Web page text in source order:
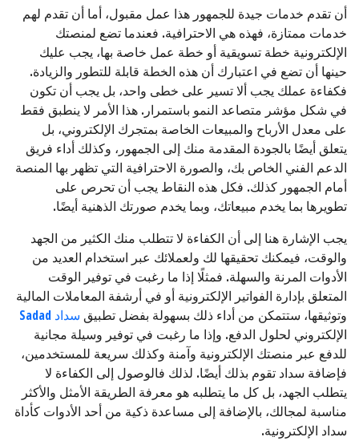
أن تقدم خدمات جيدة للجمهور هذا عمل مقبول، أما أن تقدم لهم
خدمات ممتازة، فهذه هي الاحترافية. فعندما تضع لمنصتك
الإلكترونية خطة تسويقية أو خطة عمل خاصة بها، يجب عليك
حينها أن تضع في اعتبارك أن هذه الخطة قابلة للتطور والزيادة.
فكفاءة عملك يجب ألا تسير على خطى واحد، بل يجب أن تكون
في شكل مؤشر متصاعد النمو باستمرار. هذا الأمر لا ينطبق فقط
على معدل الأرباح والمبيعات الخاصة بمتجرك الإلكتروني، بل
يتعلق أيضًا بالجودة المقدمة منك إلى الجمهور، وكذلك أداء فريق
الدعم الفني الخاص بك، والصورة الاحترافية التي تظهر بها المنصة
أمام الجمهور كذلك. فكل هذه النقاط يجب أن تحرص على
تطويرها بما يخدم مبيعاتك، وبما يخدم صورتك الذهنية أيضًا.
يجب الإشارة هنا إلى أن الكفاءة لا تتطلب منك الكثير من الجهد
والوقت، فيمكنك تحقيقها لك ولعملائك عبر استخدام العديد من
الأدوات المرنة والسهلة. فمثلًا إذا ما رغبت في توفير الوقت
المتعلق بإدارة الفواتير الإلكترونية أو في أرشفة المعاملات المالية
وتوثيقها، ستتمكن من أداء ذلك بسهولة بفضل تطبيق سداد Sadad
الإلكتروني لحلول الدفع. وإذا ما رغبت في توفير وسيلة مجانية
للدفع عبر منصتك الإلكترونية وآمنة وكذلك سريعة للمستخدمين،
فإضافة سداد تقوم بذلك أيضًا. لذلك فالوصول إلى الكفاءة لا
يتطلب الجهد، بل كل ما يتطلبه هو معرفة الطريقة الأمثل والأكثر
مناسبة لمجالك، بالإضافة إلى مساعدة ذكية من أحد الأدوات كأداة
سداد الإلكترونية.